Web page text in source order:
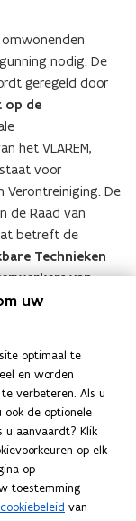
nodig. De
geregeld door
op de
het VLAREM,
voor
Verontreiniging. De
de Raad van
betreft de
Technieken
van
VLAREM III
VLAREM
VLAREM III
uw
optimaal te
en worden
verbeteren. Als u
ook de optionele
u aanvaardt? Klik
op elk
op
toestemming
cookiebeleid van